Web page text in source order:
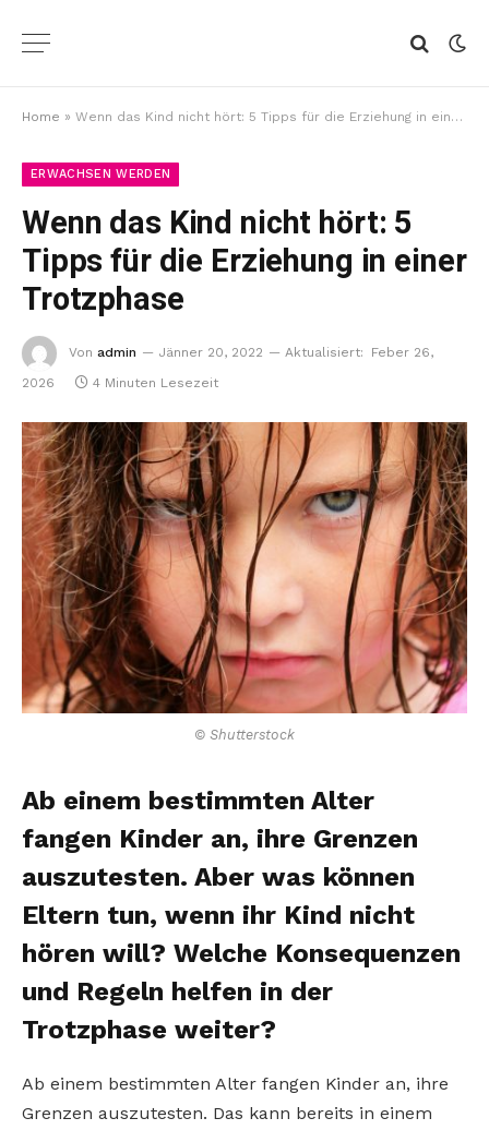
Home » Wenn das Kind nicht hört: 5 Tipps für die Erziehung in einer Trotzphase
ERWACHSEN WERDEN
Wenn das Kind nicht hört: 5
Tipps für die Erziehung in einer
Trotzphase
Von admin Jänner 20, 2022 Aktualisiert:
Feber 26,
2026
4 Minuten Lesezeit
© Shutterstock
Ab einem bestimmten Alter
fangen Kinder an, ihre Grenzen
auszutesten. Aber was können
Eltern tun, wenn ihr Kind nicht
hören will? Welche Konsequenzen
und Regeln helfen in der
Trotzphase weiter?
Ab einem bestimmten Alter fangen Kinder an, ihre
Grenzen auszutesten. Das kann bereits in einem